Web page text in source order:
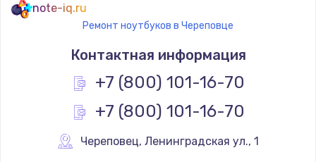
note-iq.ru
Ремонт ноутбуков в Череповце
Контактная информация
+7 (800) 101-16-70
+7 (800) 101-16-70
Череповец, Ленинградская ул., 1